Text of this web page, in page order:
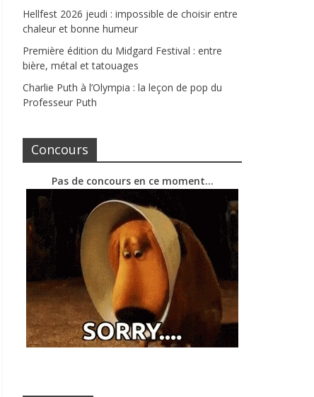
Hellfest 2026 jeudi : impossible de choisir entre
chaleur et bonne humeur
Première édition du Midgard Festival : entre
bière, métal et tatouages
Charlie Puth à l’Olympia : la leçon de pop du
Professeur Puth
Concours
Pas de concours en ce moment…